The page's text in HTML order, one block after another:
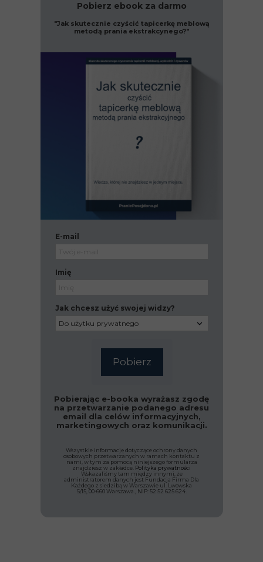
Wszystkie informację dotyczące ochrony danych
osobowych przetwarzanych w ramach kontaktu z
nami, w tym za pomocą niniejszego formularza
znajdziesz w zakładce. Polityka prywatności
Wskazaliśmy tam między innymi, że
administratorem danych jest Fundacja Firma Dla
Każdego z siedzibą w Warszawie ul. Lwowska
5/15, 00-660 Warszawa., NIP: 52 52 625 624.
Pobierając e-booka wyrażasz zgodę
na przetwarzanie podanego adresu
email dla celów informacyjnych,
marketingowych oraz komunikacji.
Pobierz ebook za darmo
"Jak skutecznie czyścić tapicerkę meblową
metodą prania ekstrakcynego?"
E-mail
Imię
Jak chcesz użyć swojej widzy?
Pobierz